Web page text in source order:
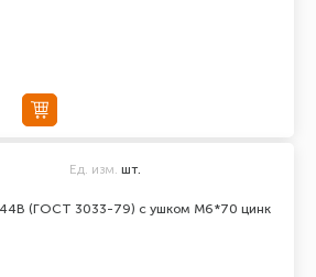
(ГОСТ 3033-79) с ушком М6*70 цинк
Ед. изм. шт.